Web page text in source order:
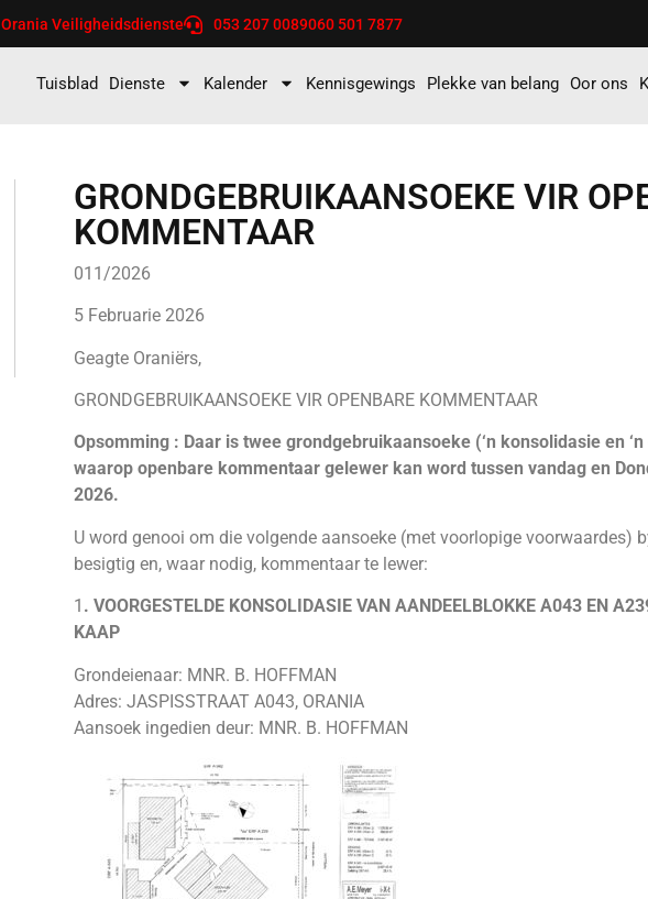
Orania Veiligheidsdienste 053 207 0089060 501 7877
Tuisblad Dienste Kalender Kennisgewings Plekke van belang Oor ons
GRONDGEBRUIKAANSOEKE VIR
KOMMENTAAR
011/2026
5 Februarie 2026
Geagte Oraniërs,
GRONDGEBRUIKAANSOEKE VIR OPENBARE KOMMENTAAR
Opsomming : Daar is twee grondgebruikaansoeke (‘n konsolidasie en
waarop openbare kommentaar gelewer kan word tussen vandag en
2026.
U word genooi om die volgende aansoeke (met voorlopige voorwaardes)
besigtig en, waar nodig, kommentaar te lewer:
1 . VOORGESTELDE KONSOLIDASIE VAN AANDEELBLOKKE A043 EN
KAAP
Grondeienaar: MNR. B. HOFFMAN
Adres: JASPISSTRAAT A043, ORANIA
Aansoek ingedien deur: MNR. B. HOFFMAN